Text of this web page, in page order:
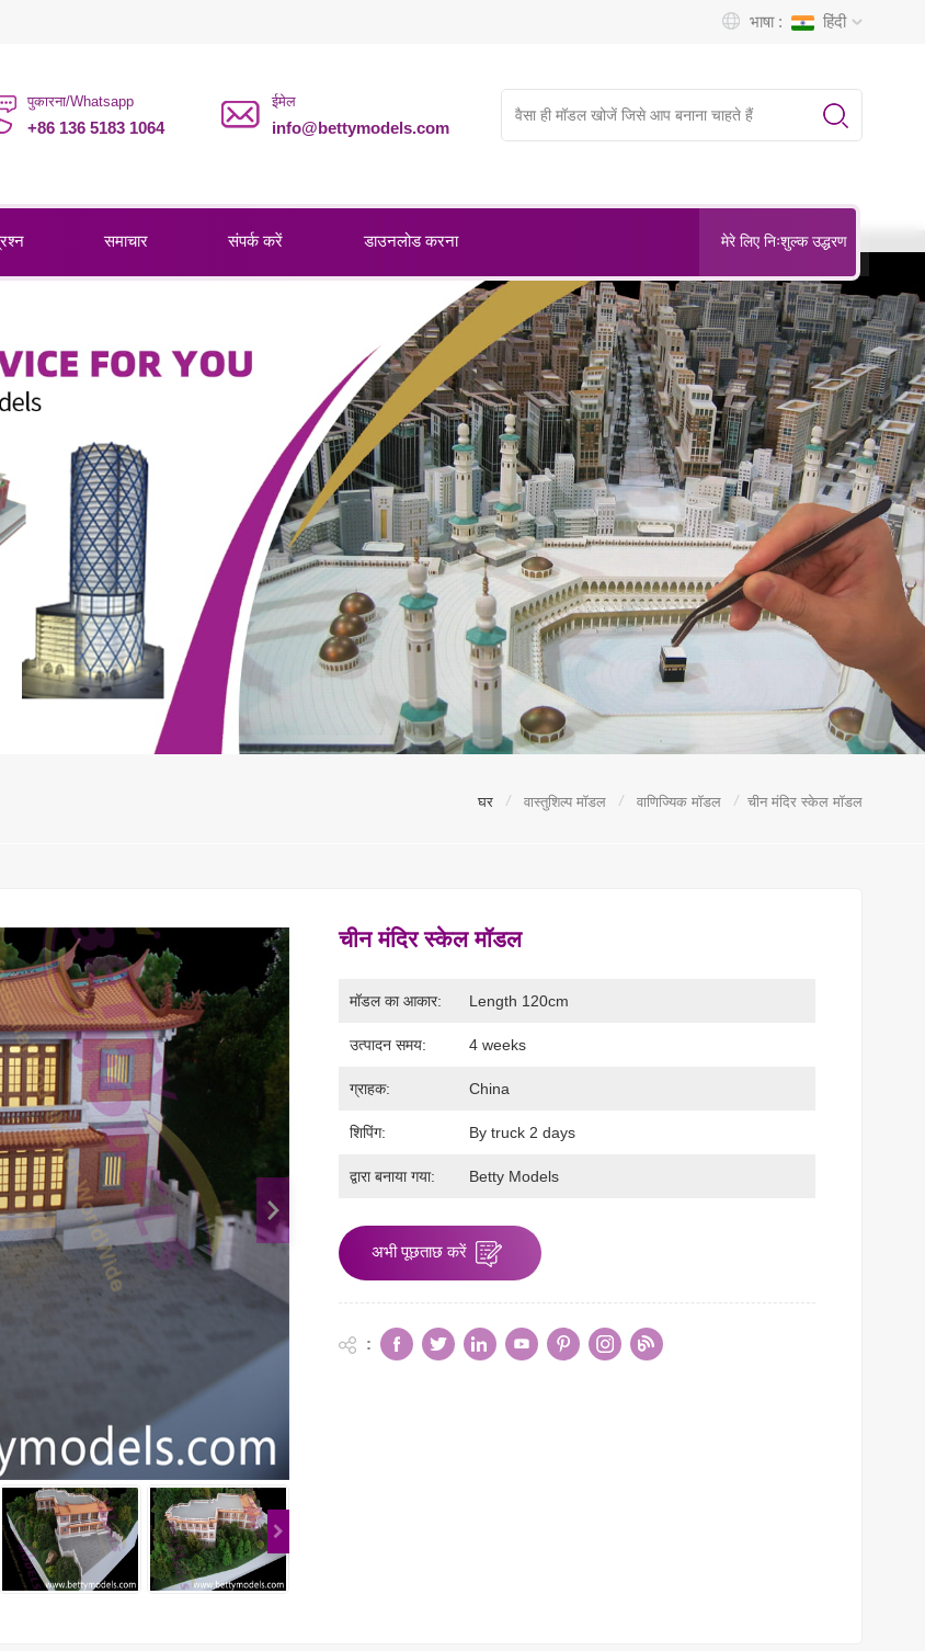
भाषा : हिंदी
पुकारना/Whatsapp
+86 136 5183 1064
ईमेल
info@bettymodels.com
मेरे लिए निःशुल्क उद्धरण
समाचार संपर्क करें डाउनलोड करना
घर / वास्तुशिल्प मॉडल / वाणिज्यिक मॉडल / चीन मंदिर स्केल मॉडल
चीन मंदिर स्केल मॉडल
मॉडल का आकार: Length 120cm
उत्पादन समय: 4 weeks
ग्राहक: China
शिपिंग: By truck 2 days
द्वारा बनाया गया: Betty Models
अभी पूछताछ करें
: